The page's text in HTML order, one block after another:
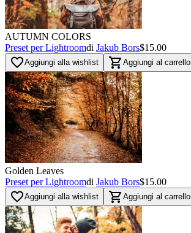
AUTUMN COLORS
Preset per Lightroomdi Jakub Bors$15.00
favorite_borderAggiungi alla wishlist shopping_cart Aggiungi al carrello
Golden Leaves
Preset per Lightroomdi Jakub Bors$15.00
favorite_borderAggiungi alla wishlist shopping_cart Aggiungi al carrello